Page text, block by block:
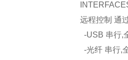
远程控制 通
-USB 串行,
-光纤 串行,